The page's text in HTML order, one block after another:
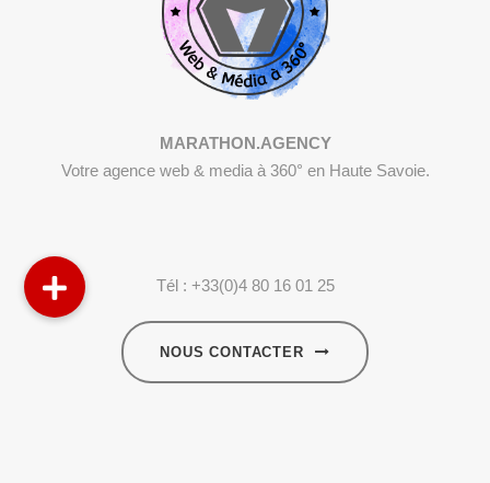
MARATHON.AGENCY
Votre agence web & media à 360° en Haute Savoie.
Tél : +33(0)4 80 16 01 25
NOUS CONTACTER